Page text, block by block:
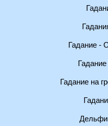
Гадание -
Гадание на